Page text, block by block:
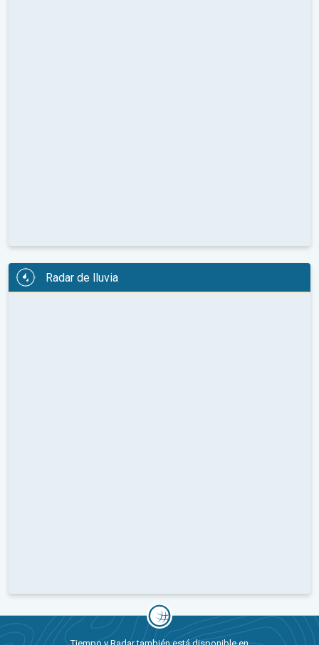
Radar de lluvia